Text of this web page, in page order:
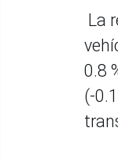
La
0.8
(-